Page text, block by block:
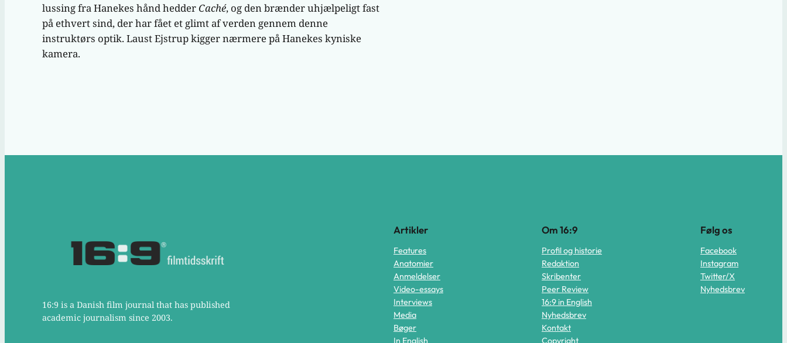
lussing fra Hanekes hånd hedder Caché, og den brænder uhjælpeligt fast
på ethvert sind, der har fået et glimt af verden gennem denne
instruktørs optik. Laust Ejstrup kigger nærmere på Hanekes kyniske
kamera.
16:9 is a Danish film journal that has published
academic journalism since 2003.
Artikler
Features
Anatomier
Anmeldelser
Video-essays
Interviews
Media
Bøger
In English
Om 16:9
Profil og historie
Redaktion
Skribenter
Peer Review
16:9 in English
Nyhedsbrev
Kontakt
Copyright
Følg os
Facebook
Instagram
Twitter/X
Nyhedsbrev